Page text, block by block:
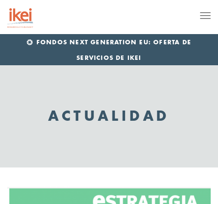
FONDOS NEXT GENERATION EU: OFERTA DE
SERVICIOS DE IKEI
ACTUALIDAD